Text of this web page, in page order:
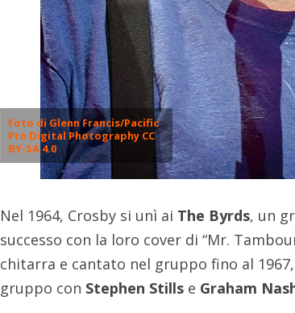
Foto di Glenn Francis/Pacific
Pro Digital Photography CC
BY-SA 4.0
Nel 1964, Crosby si unì ai The Byrds, un
successo con la loro cover di “Mr.
chitarra e cantato nel gruppo fino al
gruppo con Stephen Stills e Graham